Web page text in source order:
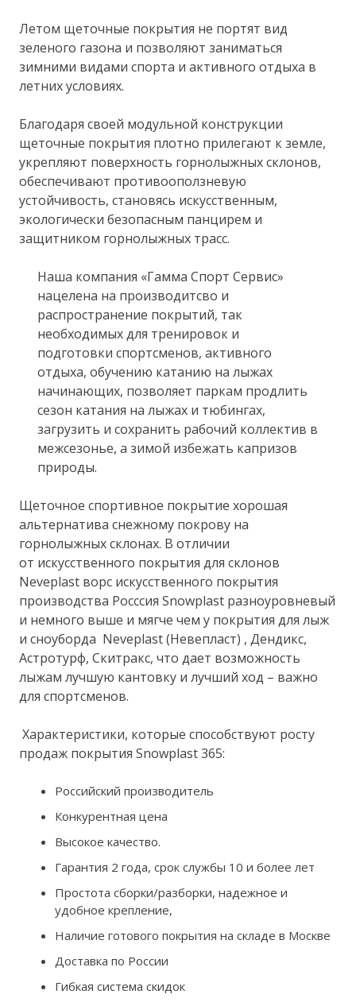
Летом щеточные покрытия не портят вид
зеленого газона и позволяют заниматься
зимними видами спорта и активного отдыха в
летних условиях.
Благодаря своей модульной конструкции
щеточные покрытия плотно прилегают к земле,
укрепляют поверхность горнолыжных склонов,
обеспечивают противооползневую
устойчивость, становясь искусственным,
экологически безопасным панцирем и
защитником горнолыжных трасс.
Наша компания «Гамма Спорт Сервис»
нацелена на производитсво и
распространение покрытий, так
необходимых для тренировок и
подготовки спортсменов, активного
отдыха, обучению катанию на лыжах
начинающих, позволяет паркам продлить
сезон катания на лыжах и тюбингах,
загрузить и сохранить рабочий коллектив в
межсезонье, а зимой избежать капризов
природы.
Щеточное спортивное покрытие хорошая
альтернатива снежному покрову на
горнолыжных склонах. В отличии
от искусственного покрытия для склонов
Neveplast ворс искусственного покрытия
производства Росссия Snowplast разноуровневый
и немного выше и мягче чем у покрытия для лыж
и сноуборда Neveplast (Невепласт) , Дендикс,
Астротурф, Скитракс, что дает возможность
лыжам лучшую кантовку и лучший ход – важно
для спортсменов.
Характеристики, которые способствуют росту
продаж покрытия Snowplast 365:
Российский производитель
Конкурентная цена
Высокое качество.
Гарантия 2 года, срок службы 10 и более лет
Простота сборки/разборки, надежное и
удобное крепление,
Наличие готового покрытия на складе в Москве
Доставка по России
Гибкая система скидок